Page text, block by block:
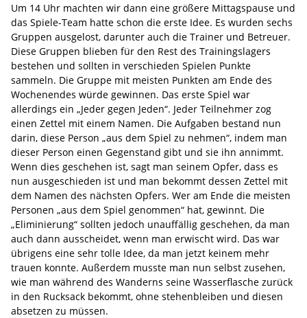
Um 14 Uhr machten wir dann eine größere Mittagspause und
das Spiele-Team hatte schon die erste Idee. Es wurden sechs
Gruppen ausgelost, darunter auch die Trainer und Betreuer.
Diese Gruppen blieben für den Rest des Trainingslagers
bestehen und sollten in verschieden Spielen Punkte
sammeln. Die Gruppe mit meisten Punkten am Ende des
Wochenendes würde gewinnen. Das erste Spiel war
allerdings ein „Jeder gegen Jeden“. Jeder Teilnehmer zog
einen Zettel mit einem Namen. Die Aufgaben bestand nun
darin, diese Person „aus dem Spiel zu nehmen“, indem man
dieser Person einen Gegenstand gibt und sie ihn annimmt.
Wenn dies geschehen ist, sagt man seinem Opfer, dass es
nun ausgeschieden ist und man bekommt dessen Zettel mit
dem Namen des nächsten Opfers. Wer am Ende die meisten
Personen „aus dem Spiel genommen“ hat, gewinnt. Die
„Eliminierung“ sollten jedoch unauffällig geschehen, da man
auch dann ausscheidet, wenn man erwischt wird. Das war
übrigens eine sehr tolle Idee, da man jetzt keinem mehr
trauen konnte. Außerdem musste man nun selbst zusehen,
wie man während des Wanderns seine Wasserflasche zurück
in den Rucksack bekommt, ohne stehenbleiben und diesen
absetzen zu müssen.